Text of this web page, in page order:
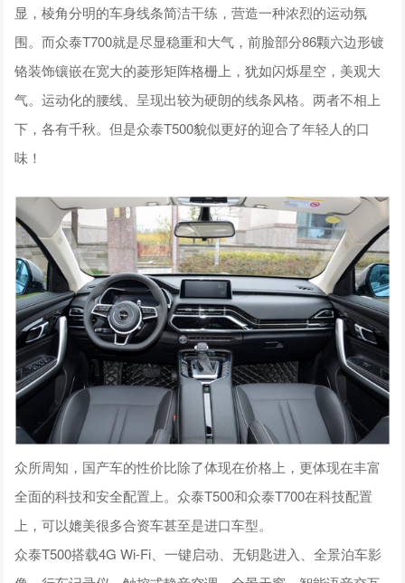
显，棱角分明的车身线条简洁干练，营造一种浓烈的运动氛
围。而众泰T700就是尽显稳重和大气，前脸部分86颗六边形镀
铬装饰镶嵌在宽大的菱形矩阵格栅上，犹如闪烁星空，美观大
气。运动化的腰线、呈现出较为硬朗的线条风格。两者不相上
下，各有千秋。但是众泰T500貌似更好的迎合了年轻人的口
味！
众所周知，国产车的性价比除了体现在价格上，更体现在丰富
全面的科技和安全配置上。众泰T500和众泰T700在科技配置
上，可以媲美很多合资车甚至是进口车型。
众泰T500搭载4G Wi-Fi、一键启动、无钥匙进入、全景泊车影